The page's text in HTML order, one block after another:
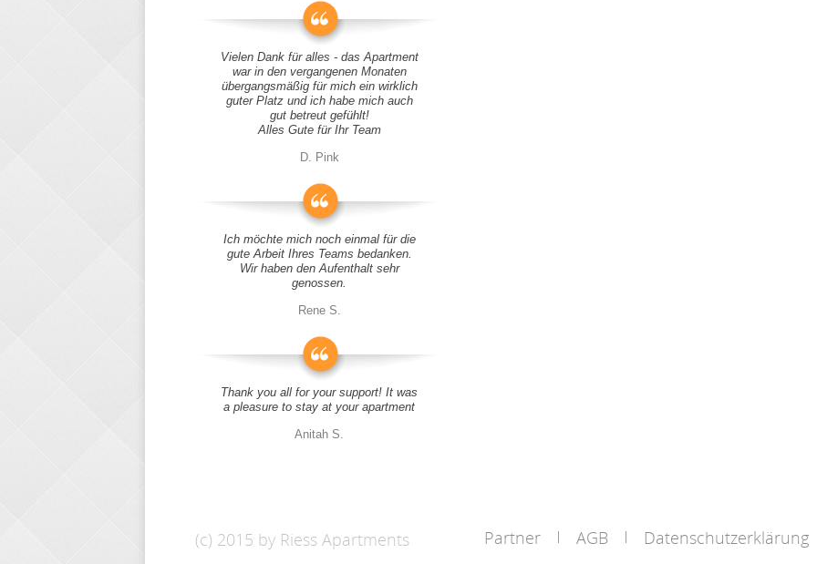
Vielen Dank für alles - das Apartment
war in den vergangenen Monaten
übergangsmäßig für mich ein wirklich
guter Platz und ich habe mich auch
gut betreut gefühlt!
Alles Gute für Ihr Team
D. Pink
Ich möchte mich noch einmal für die
gute Arbeit Ihres Teams bedanken.
Wir haben den Aufenthalt sehr
genossen.
Rene S.
Thank you all for your support! It was
a pleasure to stay at your apartment
Anitah S.
(c) 2015 by Riess Apartments Partner AGB Datenschutzerklärung